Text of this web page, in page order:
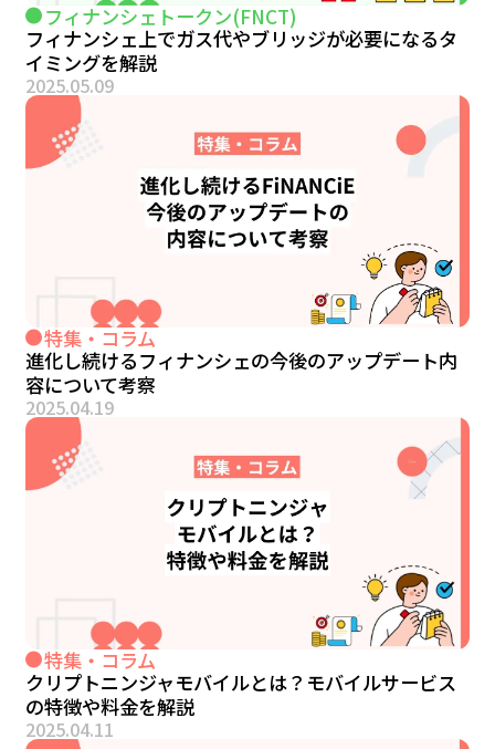
フィナンシェトークン(FNCT)
フィナンシェ上でガス代やブリッジが必要になるタ
イミングを解説
2025.05.09
特集・コラム
進化し続けるフィナンシェの今後のアップデート内
容について考察
2025.04.19
特集・コラム
クリプトニンジャモバイルとは？モバイルサービス
の特徴や料金を解説
2025.04.11